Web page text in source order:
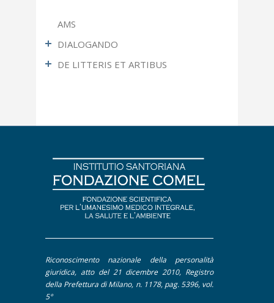
AMS
DIALOGANDO
Ultimo Numero
Approfondimento
Dal Mondo Sanitario
De Litteris et Artibus
Editoriale
Pillole
DE LITTERIS ET ARTIBUS
Pittura
Riconoscimento nazionale della personalità
giuridica, atto del 21 dicembre 2010, Registro
della Prefettura di Milano, n. 1178, pag. 5396, vol.
5°